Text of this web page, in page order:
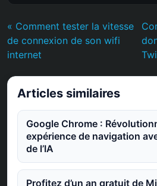
« Comment tester la vitesse
de connexion de son wifi
internet
Articles similaires
Google Chrome :
expérience de navigation
de l’IA
Profitez d’un an gratuit de